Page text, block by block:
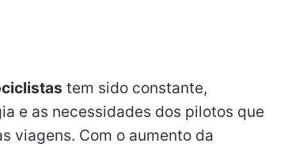
tem sido constante,
e as necessidades dos pilotos que
viagens. Com o aumento da